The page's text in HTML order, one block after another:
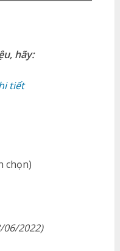
hãy:
tiết
chọn)
06/2022)